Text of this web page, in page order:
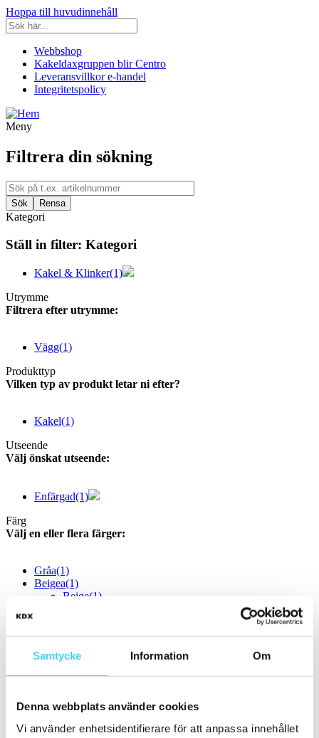
Samtycke Information Om
Denna webbplats använder cookies
Vi använder enhetsidentifierare för att anpassa innehållet
Hoppa till huvudinnehåll
Webbshop
Kakeldaxgruppen blir Centro
Leveransvillkor e-handel
Integritetspolicy
Meny
Filtrera din sökning
Kategori
Ställ in filter: Kategori
Kakel & Klinker(1)
Utrymme
Filtrera efter utrymme:
Vägg(1)
Produkttyp
Vilken typ av produkt letar ni efter?
Kakel(1)
Utseende
Välj önskat utseende:
Enfärgad(1)
Färg
Välj en eller flera färger:
Gråa(1)
Beigea(1)
Beige(1)
Form
Filtrera efter storlek: